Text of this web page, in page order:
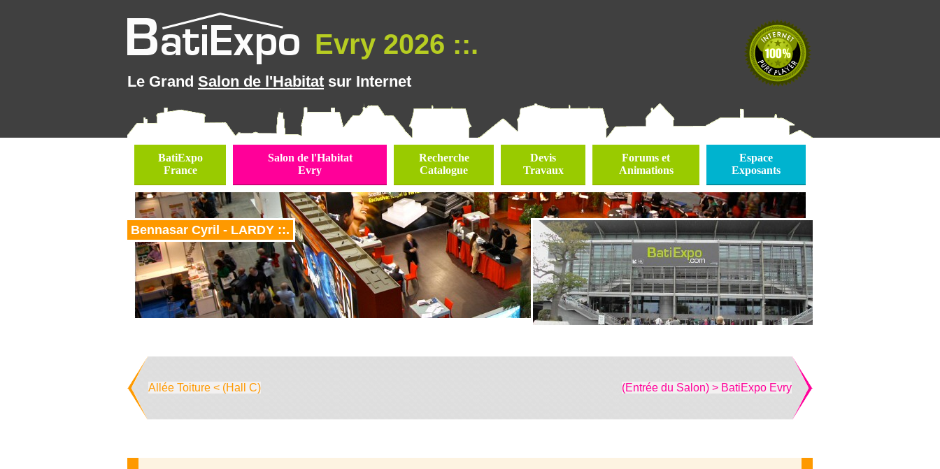
Evry 2026 ::.
Le Grand Salon de l'Habitat sur Internet
BatiExpo
France
Salon de l'Habitat
Evry
Recherche
Catalogue
Devis
Travaux
Forums et
Animations
Espace
Exposants
Bennasar Cyril - LARDY ::.
Allée Toiture < (Hall C) (Entrée du Salon) > BatiExpo Evry